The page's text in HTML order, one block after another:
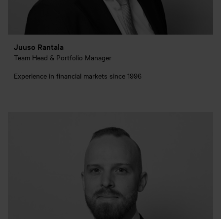
Juuso Rantala
Team Head & Portfolio Manager
Experience in financial markets since 1996